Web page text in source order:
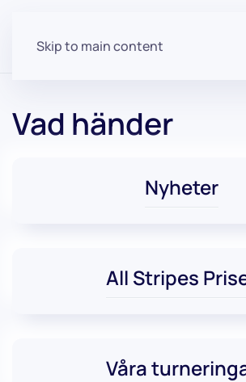
Skip to main content
Vad händer
Nyheter
All Stripes
Våra